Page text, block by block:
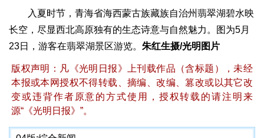
入夏时节，青海省海西蒙古族藏族自治州翡翠湖碧水映
长空，尽显西北高原独有的生态诗意与自然魅力。图为5月
23日，游客在翡翠湖景区游览。 朱红生摄/光明图片
版权声明：凡《光明日报》上刊载作品（含标题），未经
本报或本网授权不得转载、摘编、改编、篡改或以其它改
变或违背作者原意的方式使用，授权转载的请注明来
源“《光明日报》”。